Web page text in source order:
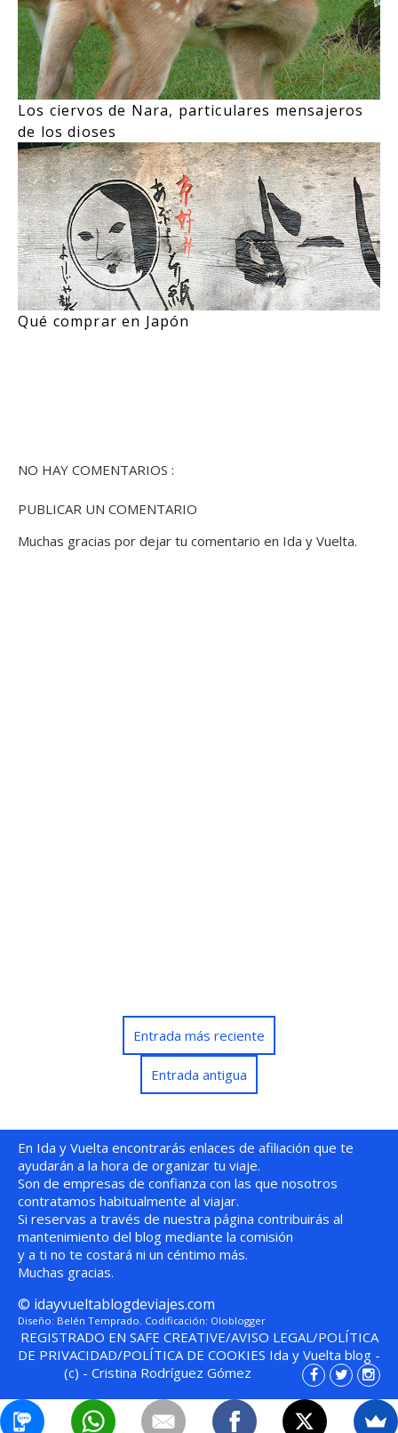
Los ciervos de Nara, particulares mensajeros
de los dioses
Qué comprar en Japón
NO HAY COMENTARIOS :
PUBLICAR UN COMENTARIO
Muchas gracias por dejar tu comentario en Ida y Vuelta.
Entrada más reciente
Entrada antigua
En Ida y Vuelta encontrarás enlaces de afiliación que te
ayudarán a la hora de organizar tu viaje.
Son de empresas de confianza con las que nosotros
contratamos habitualmente al viajar.
Si reservas a través de nuestra página contribuirás al
mantenimiento del blog mediante la comisión
y a ti no te costará ni un céntimo más.
Muchas gracias.
© idayvueltablogdeviajes.com
Diseño: Belén Temprado. Codificación: Oloblogger
REGISTRADO EN SAFE CREATIVE/AVISO LEGAL /POLÍTICA
DE PRIVACIDAD/POLÍTICA DE COOKIES Ida y Vuelta blog -
(c) - Cristina Rodríguez Gómez